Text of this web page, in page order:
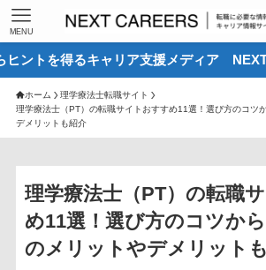
MENU
得るキャリア支援メディア NEXT
ホーム
理学療法士転職サイト
理学療法士（PT）の転職サイトおすすめ11選！選び方のコツ
デメリットも紹介
理学療法士（PT）の転職
め11選！選び方のコツか
のメリットやデメリット